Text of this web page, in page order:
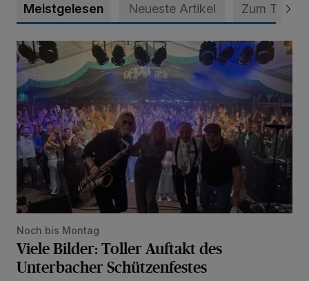
Meistgelesen Neueste Artikel Zum Thema
Viele Bilder: Toller Auftakt des Unterbacher
Noch bis Montag
Viele Bilder: Toller Auftakt des
Unterbacher Schützenfestes